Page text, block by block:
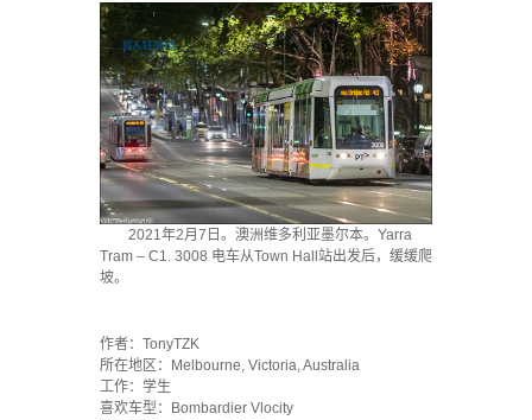
2021年2月7日。澳洲维多利亚墨尔本。Yarra
Tram – C1. 3008 电车从Town Hall站出发后，缓缓爬
坡。
作者：TonyTZK
所在地区：Melbourne, Victoria, Australia
工作：学生
喜欢车型：Bombardier Vlocity